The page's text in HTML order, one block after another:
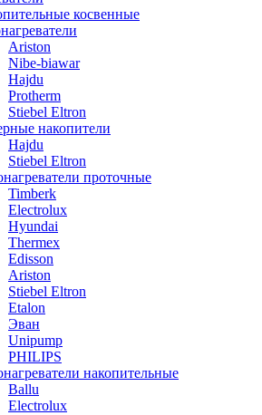
косвенные
Ariston
Nibe-biawar
Hajdu
Protherm
Stiebel Eltron
накопители
Hajdu
Stiebel Eltron
проточные
Timberk
Electrolux
Hyundai
Thermex
Edisson
Ariston
Stiebel Eltron
Etalon
Эван
Unipump
PHILIPS
накопительные
Ballu
Electrolux